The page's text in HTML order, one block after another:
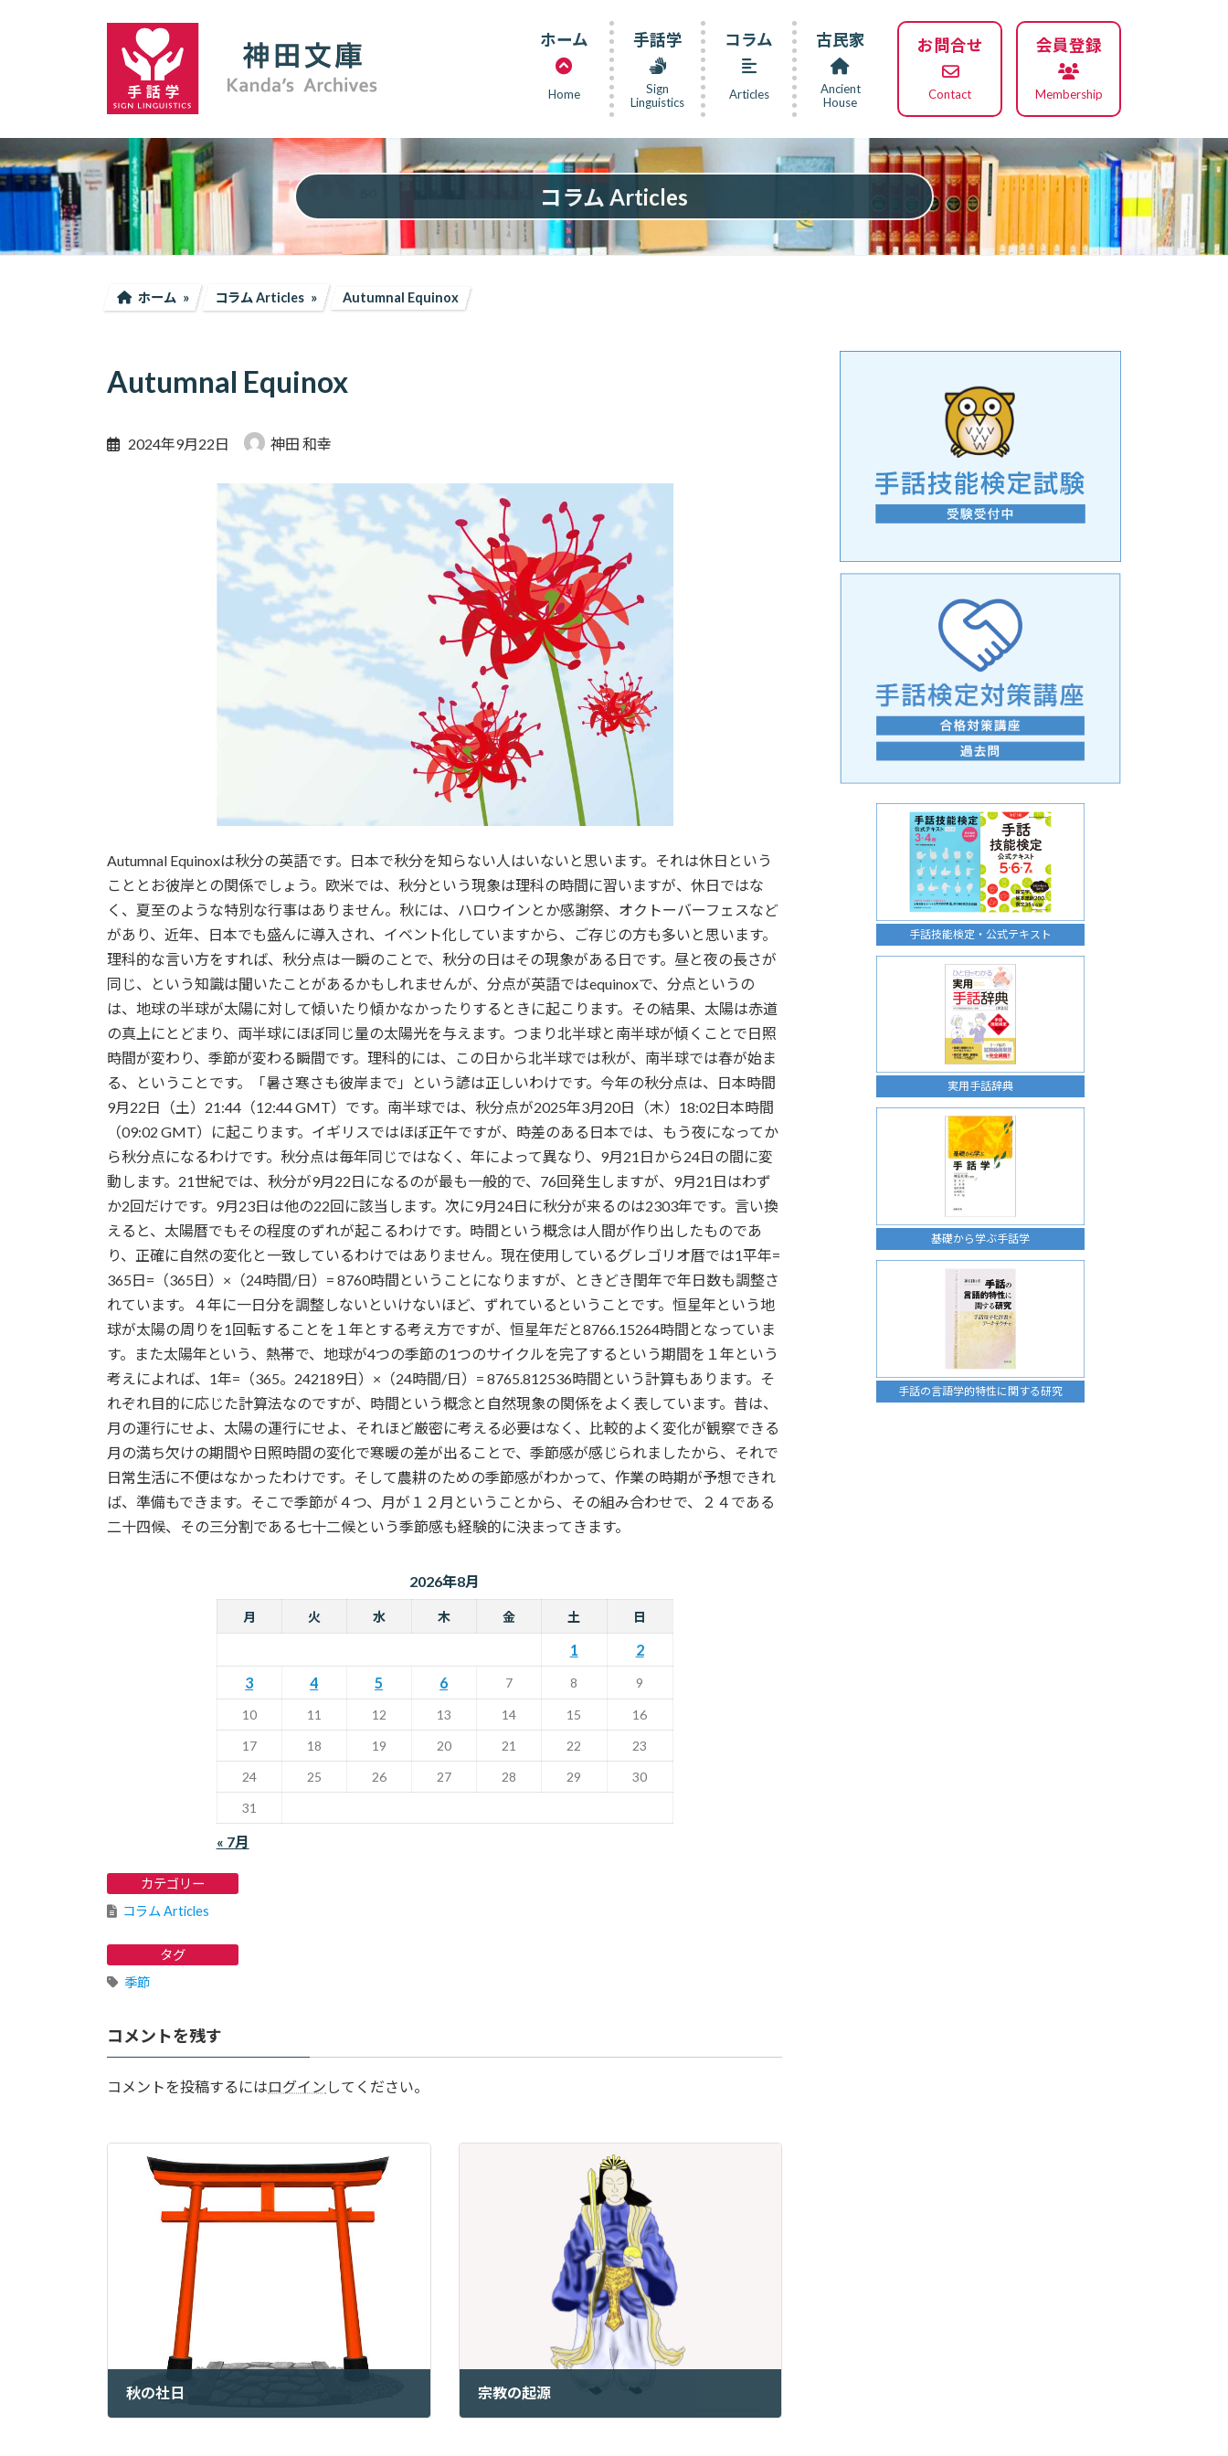
ス
キ
ッ
ン
に
移
ホーム
Home
手話学
Sign
Linguistics
コラム
Articles
古民家
Ancient
House
お問合せ
Contact
会員登録
Membership
コラム Articles
ホーム コラム Articles Autumnal Equinox
Autumnal Equinox
2024年9月22日 神田 和幸
Autumnal Equinoxは秋分の英語です。日本で秋分を知らない人はいないと思います。それは休日という
こととお彼岸との関係でしょう。欧米では、秋分という現象は理科の時間に習いますが、休日ではな
く、夏至のような特別な行事はありません。秋には、ハロウインとか感謝祭、オクトーバーフェスなど
があり、近年、日本でも盛んに導入され、イベント化していますから、ご存じの方も多いと思います。
理科的な言い方をすれば、秋分点は一瞬のことで、秋分の日はその現象がある日です。昼と夜の長さが
同じ、という知識は聞いたことがあるかもしれませんが、分点が英語ではequinoxで、分点というの
は、地球の半球が太陽に対して傾いたり傾かなかったりするときに起こります。その結果、太陽は赤道
の真上にとどまり、両半球にほぼ同じ量の太陽光を与えます。つまり北半球と南半球が傾くことで日照
時間が変わり、季節が変わる瞬間です。理科的には、この日から北半球では秋が、南半球では春が始ま
る、ということです。「暑さ寒さも彼岸まで」という諺は正しいわけです。今年の秋分点は、日本時間
9月22日（土）21:44（12:44 GMT）です。南半球では、秋分点が2025年3月20日（木）18:02日本時間
（09:02 GMT）に起こります。イギリスではほぼ正午ですが、時差のある日本では、もう夜になってか
ら秋分点になるわけです。秋分点は毎年同じではなく、年によって異なり、9月21日から24日の間に変
動します。21世紀では、秋分が9月22日になるのが最も一般的で、76回発生しますが、9月21日はわず
か2回だけです。9月23日は他の22回に該当します。次に9月24日に秋分が来るのは2303年です。言い換
えると、太陽暦でもその程度のずれが起こるわけです。時間という概念は人間が作り出したものであ
り、正確に自然の変化と一致しているわけではありません。現在使用しているグレゴリオ暦では1平年=
365日=（365日）×（24時間/日）= 8760時間ということになりますが、ときどき閏年で年日数も調整さ
れています。４年に一日分を調整しないといけないほど、ずれているということです。恒星年という地
球が太陽の周りを1回転することを１年とする考え方ですが、恒星年だと8766.15264時間となっていま
す。また太陽年という、熱帯で、地球が4つの季節の1つのサイクルを完了するという期間を１年という
考えによれば、1年=（365。242189日）×（24時間/日）= 8765.812536時間という計算もあります。そ
れぞれ目的に応じた計算法なのですが、時間という概念と自然現象の関係をよく表しています。昔は、
月の運行にせよ、太陽の運行にせよ、それほど厳密に考える必要はなく、比較的よく変化が観察できる
月の満ち欠けの期間や日照時間の変化で寒暖の差が出ることで、季節感が感じられましたから、それで
日常生活に不便はなかったわけです。そして農耕のための季節感がわかって、作業の時期が予想できれ
ば、準備もできます。そこで季節が４つ、月が１２月ということから、その組み合わせで、２４である
二十四候、その三分割である七十二候という季節感も経験的に決まってきます。
2026年8月
月 火 水 木 金 土 日
1
2
3
4 5 6 7 8 9
10 11 12 13 14 15
16
17
18 19 20 21 22
23
24
25 26 27 28 29
30
31
« 7月
カテゴリー
コラム Articles
タグ
季節
コメントを残す
コメントを投稿するにはログイン してください。
秋の社日 宗教の起源
手話の言語学的特性に関する研究
手話技能検定・公式テキスト
実用手話辞典
基礎から学ぶ手話学
手話の言語学的特性に関する研究